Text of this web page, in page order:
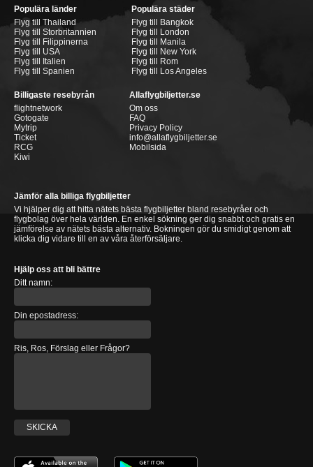
Populära länder
Flyg till Thailand
Flyg till Storbritannien
Flyg till Filippinerna
Flyg till USA
Flyg till Italien
Flyg till Spanien
Populära städer
Flyg till Bangkok
Flyg till London
Flyg till Manila
Flyg till New York
Flyg till Rom
Flyg till Los Angeles
Billigaste resebyrån
flightnetwork
Gotogate
Mytrip
Ticket
RCG
Kiwi
Allaflygbiljetter.se
Om oss
FAQ
Privacy Policy
info@allaflygbiljetter.se
Mobilsida
Jämför alla billiga flygbiljetter
Vi hjälper dig att hitta nätets bästa flygbiljetter bland resebyråer och
flygbolag över hela världen. En enkel sökning ger dig snabbt och gratis en
jämförelse av nätets bästa alternativ. Bokningen gör du smidigt genom att
klicka dig vidare till en av våra återförsäljare.
Hjälp oss att bli bättre
Ditt namn:
Din epostadress:
Ris, Ros, Förslag eller Frågor?
SKICKA